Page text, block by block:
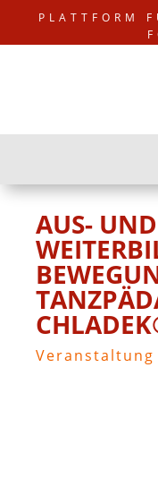
PLATTFORM
AUS- UND
Veranstaltung